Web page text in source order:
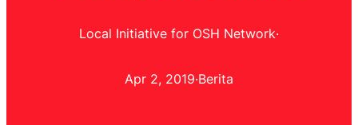
Local Initiative for OSH Network·
Apr 2, 2019·Berita